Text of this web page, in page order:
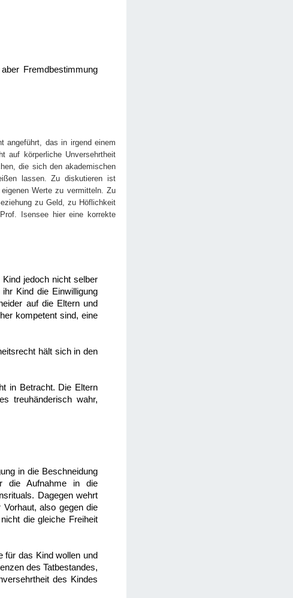
Fremdbestimmung
angeführt, das in irgend einem
auf körperliche Unversehrtheit
die sich den akademischen
lassen. Zu diskutieren ist
Werte zu vermitteln. Zu
zu Geld, zu Höflichkeit
Isensee hier eine korrekte
jedoch nicht selber
Kind die Einwilligung
auf die Eltern und
kompetent sind, eine
hält sich in den
in Betracht. Die Eltern
treuhänderisch wahr,
in die Beschneidung
die Aufnahme in die
Dagegen wehrt
also gegen die
die gleiche Freiheit
für das Kind wollen und
des Tatbestandes,
des Kindes